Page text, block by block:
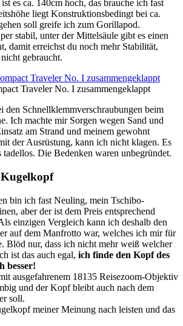
es ca. 140cm hoch, das brauche ich fast
liegt Konstruktionsbedingt bei ca.
soll greife ich zum Gorillapod.
stabil, unter der Mittelsäule gibt es einen
damit erreichst du noch mehr Stabilität,
gebraucht.
Traveler No. I zusammengeklappt
den Schnellklemmverschraubungen beim
Ich machte mir Sorgen wegen Sand und
am Strand und meinem gewohnt
der Ausrüstung, kann ich nicht klagen. Es
Die Bedenken waren unbegründet.
bin ich fast Neuling, mein Tschibo-
aber der ist dem Preis entsprechend
einzigen Vergleich kann ich deshalb den
auf dem Manfrotto war, welches ich mir für
Blöd nur, dass ich nicht mehr weiß welcher
ist das auch egal, ich finde den Kopf des
besser!
ausgefahrenem 18135 Reisezoom-Objektiv
und der Kopf bleibt auch nach dem
soll.
meiner Meinung nach leisten und das